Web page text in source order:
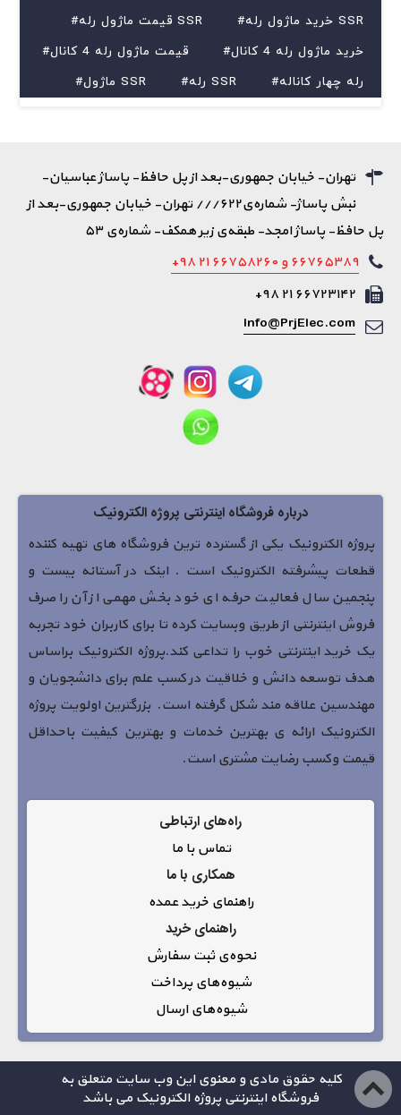
#خرید ماژول رله SSR
#قیمت ماژول رله SSR
#خرید ماژول رله 4 کانال
#قیمت ماژول رله 4 کانال
#رله چهار کاناله
#رله SSR #ماژول SSR
تهران- خیابان جمهوری-بعد از پل حافظ- پاساژ عباسیان-
نبش پاساژ- شماره‌ی۶۲۲/// تهران- خیابان جمهوری-بعد از
پل حافظ- پاساژ امجد- طبقه‌ی زیر همکف- شماره‌ی ۵۳
۶۶۷۶۵۳۸۹ و ۶۶۷۵۸۲۶۰ ۲۱ ۹۸+
۶۶۷۲۳۱۴۲ ۲۱ ۹۸+
Info@PrjElec.com
درباره فروشگاه اینترنتی پروژه الکترونیک
پروژه الکترونیک یکی از گسترده ترین فروشگاه های تهیه کننده
قطعات پیشرفته الکترونیک است . اینک در آستانه بیست و
پنجمین سال فعالیت حرفه ای خود بخش مهمی از آن را صرف
فروش اینترنتی از طریق وبسایت کرده تا برای کاربران خود تجربه
یک خرید اینترنتی خوب را تداعی کند.پروژه الکترونیک براساس
هدف توسعه دانش و خلاقیت در کسب علم برای دانشجویان و
مهندسین علاقه مند شکل گرفته است. بزرگترین اولویت پروژه
الکترونیک ارائه ی بهترین خدمات و بهترین کیفیت باحداقل
قیمت وکسب رضایت مشتری است.
راه‌های ارتباطی
تماس با ما
همکاری با ما
راهنمای خرید عمده
راهنمای خرید
نحوه‌ی ثبت سفارش
شیوه‌های پرداخت
شیوه‌های ارسال
کلیه حقوق مادی و معنوی این وب سایت متعلق به
فروشگاه اینترنتی پروژه الکترونیک می باشد